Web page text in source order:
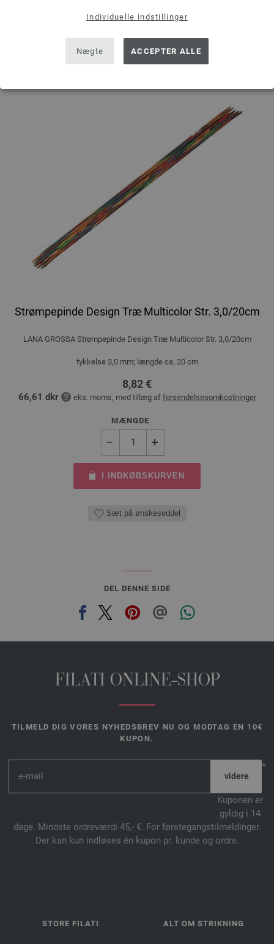
Individuelle indstillinger
Nægte ACCEPTER ALLE
Strømpepinde Design Træ Multicolor Str. 3,0/20cm
LANA GROSSA Strømpepinde Design Træ Multicolor Str. 3,0/20cm
tykkelse 3,0 mm; længde ca. 20 cm
8,82 €
66,61 dkr eks. moms, med tillæg af forsendelsesomkostninger
MÆNGDE
I INDKØBSKURVEN
Sæt på ønskeseddel
DEL DENNE SIDE
FILATI ONLINE-SHOP
TILMELD DIG VORES NYHEDSBREV NU OG MODTAG EN 10€
KUPON.
*
Kuponen er
gyldig i 14
dage. Mindste ordreværdi 45,- €. For førstegangstilmeldinger.
Der kan kun indløses én kupon pr. kunde og ordre.
STORE FILATI ALT OM STRIKNING